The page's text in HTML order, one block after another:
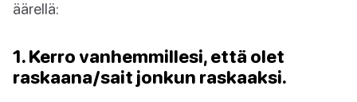
äärellä:
1. Kerro vanhemmillesi, että olet
raskaana/sait jonkun raskaaksi.